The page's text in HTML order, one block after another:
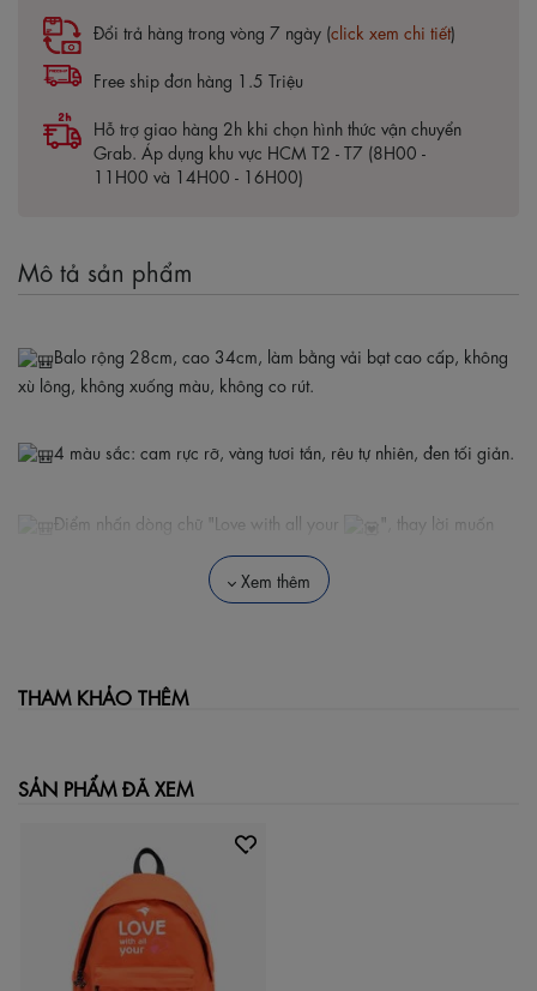
Đổi trả hàng trong vòng 7 ngày (click xem chi tiết)
Free ship đơn hàng 1.5 Triệu
Hỗ trợ giao hàng 2h khi chọn hình thức vận chuyển
Grab. Áp dụng khu vực HCM T2 - T7 (8H00 -
11H00 và 14H00 - 16H00)
Mô tả sản phẩm
Balo rộng 28cm, cao 34cm, làm bằng vải bạt cao cấp, không
xù lông, không xuống màu, không co rút.
4 màu sắc: cam rực rỡ, vàng tươi tắn, rêu tự nhiên, đen tối giản.
Điểm nhấn dòng chữ "Love with all your
", thay lời muốn
nói lan tỏa yêu thương đến mọi người.
Xem thêm
THAM KHẢO THÊM
SẢN PHẨM ĐÃ XEM